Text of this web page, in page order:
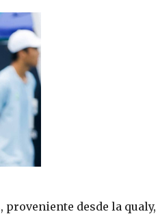
proveniente desde la qualy,